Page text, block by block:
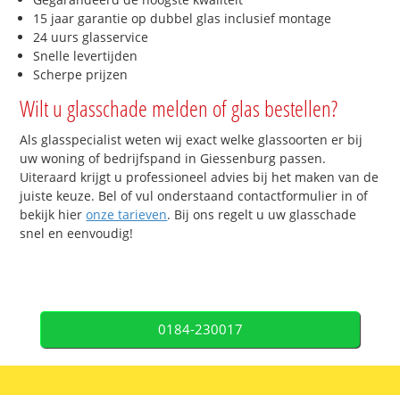
15 jaar garantie op dubbel glas inclusief montage
24 uurs glasservice
Snelle levertijden
Scherpe prijzen
Wilt u glasschade melden of glas bestellen?
Als glasspecialist weten wij exact welke glassoorten er bij
uw woning of bedrijfspand in Giessenburg passen.
Uiteraard krijgt u professioneel advies bij het maken van de
juiste keuze. Bel of vul onderstaand contactformulier in of
bekijk hieronze tarieven. Bij ons regelt u uw glasschade
snel en eenvoudig!
0184-230017